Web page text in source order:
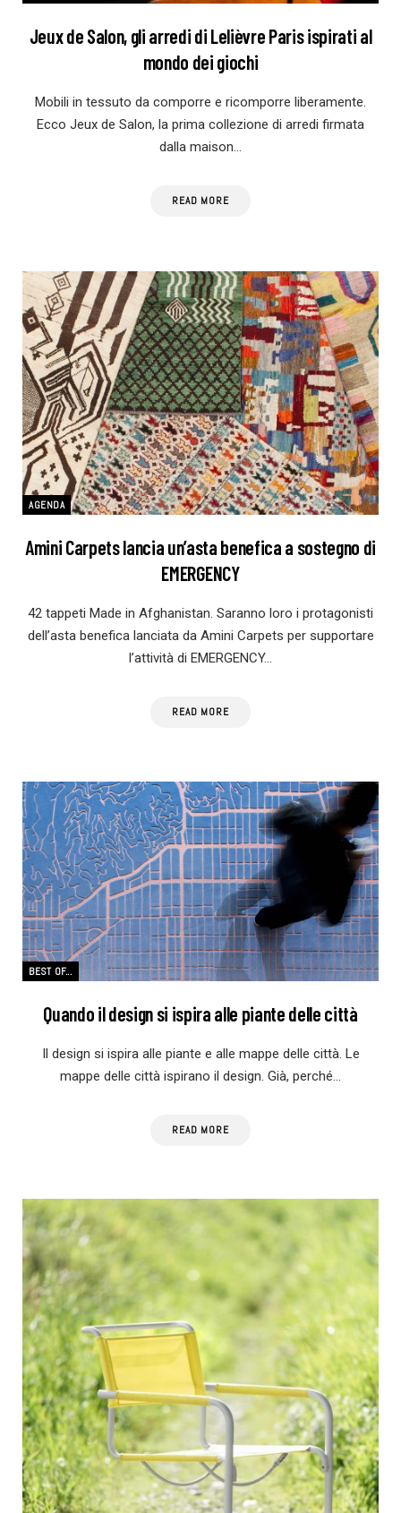
Jeux de Salon, gli arredi di Lelièvre Paris ispirati al
mondo dei giochi
Mobili in tessuto da comporre e ricomporre liberamente.
Ecco Jeux de Salon, la prima collezione di arredi firmata
dalla maison…
READ MORE
AGENDA
Amini Carpets lancia un’asta benefica a sostegno di
EMERGENCY
42 tappeti Made in Afghanistan. Saranno loro i protagonisti
dell’asta benefica lanciata da Amini Carpets per supportare
l’attività di EMERGENCY…
READ MORE
BEST OF...
Quando il design si ispira alle piante delle città
Il design si ispira alle piante e alle mappe delle città. Le
mappe delle città ispirano il design. Già, perché…
READ MORE